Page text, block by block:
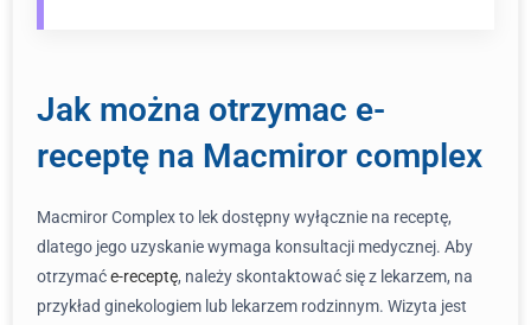
Jak można otrzymac e-
receptę na Macmiror complex
Macmiror Complex to lek dostępny wyłącznie na receptę,
dlatego jego uzyskanie wymaga konsultacji medycznej. Aby
otrzymaće-receptę, należy skontaktować się z lekarzem, na
przykład ginekologiem lub lekarzem rodzinnym. Wizyta jest